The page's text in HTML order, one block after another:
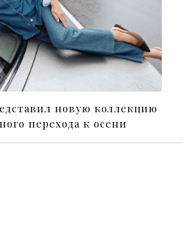
новую коллекцию
перехода к осени